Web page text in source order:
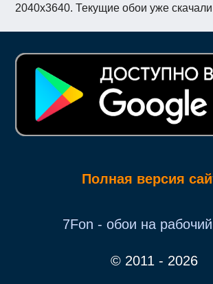
2040x3640. Текущие обои уже
Полная версия
7Fon - обои на
© 2011 - 2026